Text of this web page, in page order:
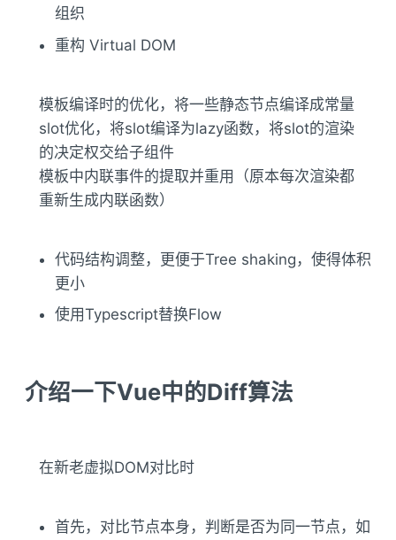
组织
重构 Virtual DOM
模板编译时的优化，将一些静态节点编译成常量
slot优化，将slot编译为lazy函数，将slot的渲染
的决定权交给子组件
模板中内联事件的提取并重用（原本每次渲染都
重新生成内联函数）
代码结构调整，更便于Tree shaking，使得体积
更小
使用Typescript替换Flow
介绍一下Vue中的Diff算法
在新老虚拟DOM对比时
首先，对比节点本身，判断是否为同一节点，如